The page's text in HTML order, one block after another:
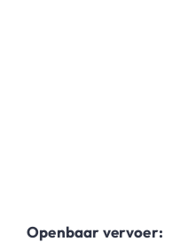
Openbaar vervoer: